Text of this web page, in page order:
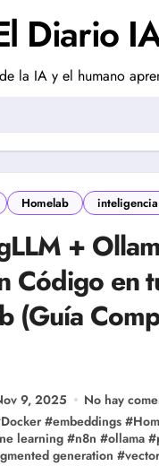
Diario
la IA y el humano
Homelab
+
Código en
(Guía
9, 2025
No hay
Docker #embeddings #
learning#n8n #ollama #
generation #